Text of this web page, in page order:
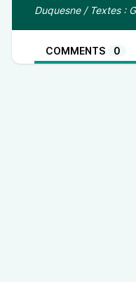
Duquesne / Textes :
COMMENTS 0